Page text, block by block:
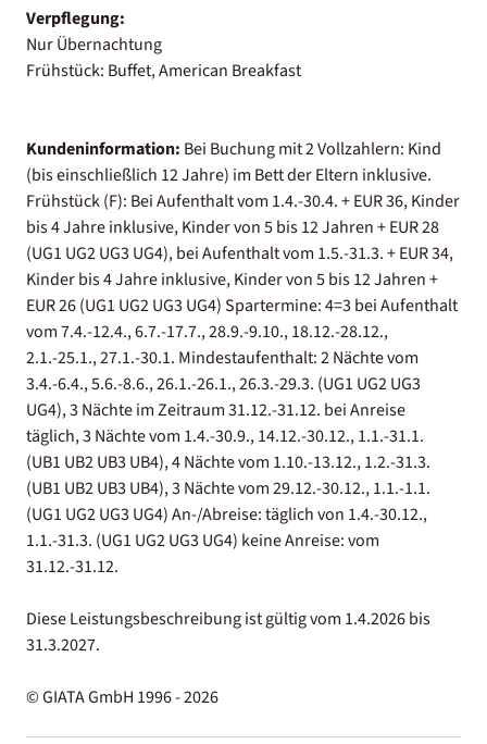
Verpflegung:
Nur Übernachtung
Frühstück: Buffet, American Breakfast
Kundeninformation: Bei Buchung mit 2 Vollzahlern: Kind
(bis einschließlich 12 Jahre) im Bett der Eltern inklusive.
Frühstück (F): Bei Aufenthalt vom 1.4.-30.4. + EUR 36, Kinder
bis 4 Jahre inklusive, Kinder von 5 bis 12 Jahren + EUR 28
(UG1 UG2 UG3 UG4), bei Aufenthalt vom 1.5.-31.3. + EUR 34,
Kinder bis 4 Jahre inklusive, Kinder von 5 bis 12 Jahren +
EUR 26 (UG1 UG2 UG3 UG4) Spartermine: 4=3 bei Aufenthalt
vom 7.4.-12.4., 6.7.-17.7., 28.9.-9.10., 18.12.-28.12.,
2.1.-25.1., 27.1.-30.1. Mindestaufenthalt: 2 Nächte vom
3.4.-6.4., 5.6.-8.6., 26.1.-26.1., 26.3.-29.3. (UG1 UG2 UG3
UG4), 3 Nächte im Zeitraum 31.12.-31.12. bei Anreise
täglich, 3 Nächte vom 1.4.-30.9., 14.12.-30.12., 1.1.-31.1.
(UB1 UB2 UB3 UB4), 4 Nächte vom 1.10.-13.12., 1.2.-31.3.
(UB1 UB2 UB3 UB4), 3 Nächte vom 29.12.-30.12., 1.1.-1.1.
(UG1 UG2 UG3 UG4) An-/Abreise: täglich von 1.4.-30.12.,
1.1.-31.3. (UG1 UG2 UG3 UG4) keine Anreise: vom
31.12.-31.12.
Diese Leistungsbeschreibung ist gültig vom 1.4.2026 bis
31.3.2027.
© GIATA GmbH 1996 - 2026